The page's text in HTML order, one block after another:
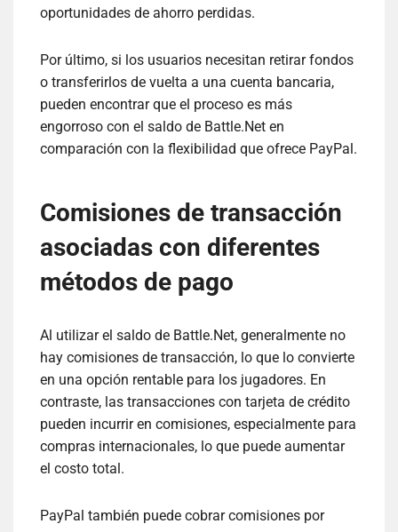
oportunidades de ahorro perdidas.
Por último, si los usuarios necesitan retirar fondos
o transferirlos de vuelta a una cuenta bancaria,
pueden encontrar que el proceso es más
engorroso con el saldo de Battle.Net en
comparación con la flexibilidad que ofrece PayPal.
Comisiones de transacción
asociadas con diferentes
métodos de pago
Al utilizar el saldo de Battle.Net, generalmente no
hay comisiones de transacción, lo que lo convierte
en una opción rentable para los jugadores. En
contraste, las transacciones con tarjeta de crédito
pueden incurrir en comisiones, especialmente para
compras internacionales, lo que puede aumentar
el costo total.
PayPal también puede cobrar comisiones por